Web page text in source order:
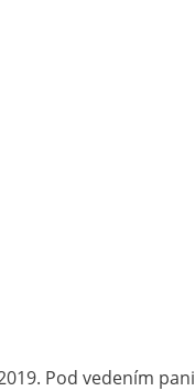
Pod vedením pani